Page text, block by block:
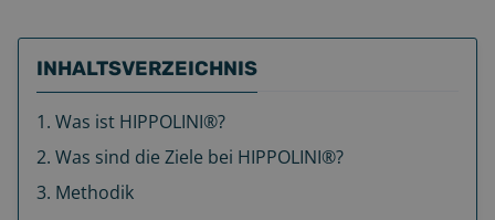
INHALTSVERZEICHNIS
1. Was ist HIPPOLINI®?
2. Was sind die Ziele bei HIPPOLINI®?
3. Methodik